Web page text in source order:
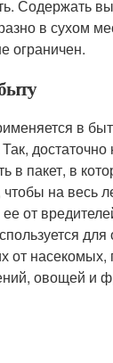
Содержать
в сухом
ограничен.
в
достаточно
в пакет, в
на весь
от
от
овощей и